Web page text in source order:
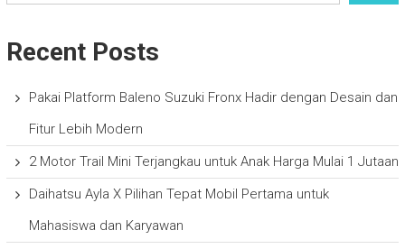
Recent Posts
Pakai Platform Baleno Suzuki Fronx Hadir dengan Desain dan
Fitur Lebih Modern
2 Motor Trail Mini Terjangkau untuk Anak Harga Mulai 1 Jutaan
Daihatsu Ayla X Pilihan Tepat Mobil Pertama untuk
Mahasiswa dan Karyawan